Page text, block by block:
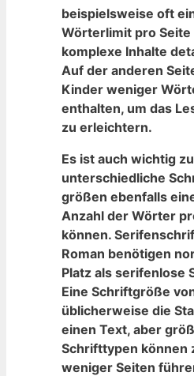
beispielsweise oft
Wörterlimit‌ pro Seite
komplexe Inhalte
Auf der anderen
Kinder weniger
enthalten,⁣ um das
zu⁤ erleichtern.
Es ist auch wichtig
unterschiedliche
größen ebenfalls
Anzahl ⁣der Wörter
⁣können.
Roman benötigen
Platz ⁤als serifenlose
Eine Schriftgröße
üblicherweise‌ die
einen Text, aber
Schrifttypen ⁤können
weniger Seiten